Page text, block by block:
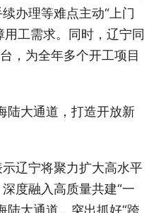
办理等难点主动“上门
用工需求。同时，辽宁同
，为全年多个开工项目
陆大通道，打造开放新
辽宁将聚力扩大高水平
度融入高质量共建“一
陆大通道、突出抓好“跨